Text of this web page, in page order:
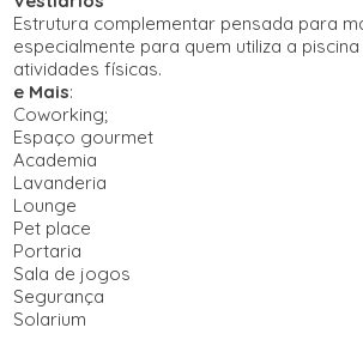
Estrutura complementar pensada para
especialmente para quem utiliza a
atividades físicas.
e Mais:
Coworking;
Espaço gourmet
Academia
Lavanderia
Lounge
Pet place
Portaria
Sala de jogos
Segurança
Solarium